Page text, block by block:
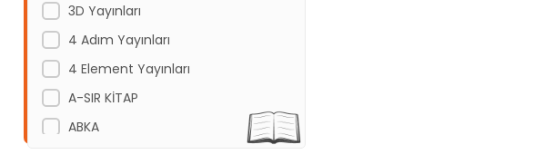
3D Yayınları
4 Adım Yayınları
4 Element Yayınları
A-SIR KİTAP
ABKA